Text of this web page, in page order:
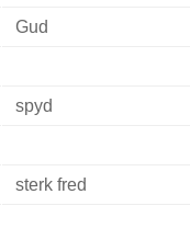
Gud
spyd
sterk fred